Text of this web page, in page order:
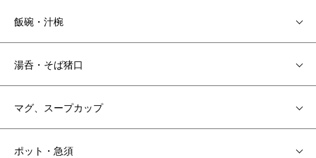
飯碗・汁椀
湯呑・そば猪口
マグ、スープカップ
ポット・急須